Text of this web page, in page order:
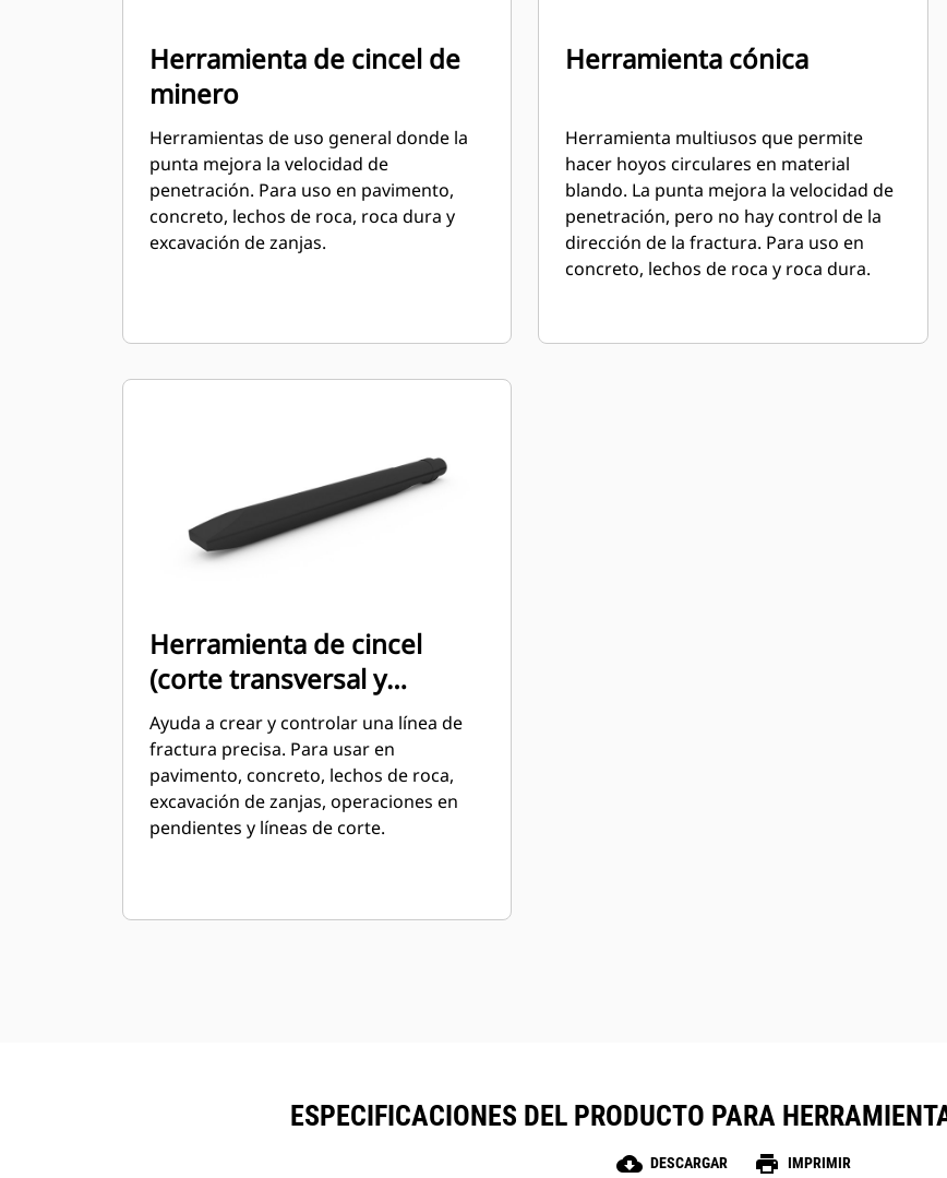
Herramienta de cincel de
minero
Herramientas de uso general donde la
punta mejora la velocidad de
penetración. Para uso en pavimento,
concreto, lechos de roca, roca dura y
excavación de zanjas.
Herramienta cónica
Herramienta multiusos que permite
hacer hoyos circulares en material
blando. La punta mejora la velocidad de
penetración, pero no hay control de la
dirección de la fractura. Para uso en
concreto, lechos de roca y roca dura.
Herramienta de cincel
(corte transversal y
paralelo)
Ayuda a crear y controlar una línea de
fractura precisa. Para usar en
pavimento, concreto, lechos de roca,
excavación de zanjas, operaciones en
pendientes y líneas de corte.
ESPECIFICACIONES DEL PRODUCTO PARA
cloud_download DESCARGAR print IMPRIMIR